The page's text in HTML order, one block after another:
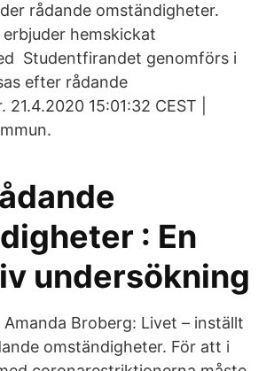
rådande omständigheter.
hemskickat
Studentfirandet genomförs i
efter rådande
15:01:32 CEST |
: En
undersökning
Broberg: Livet – inställt
omständigheter. För att i